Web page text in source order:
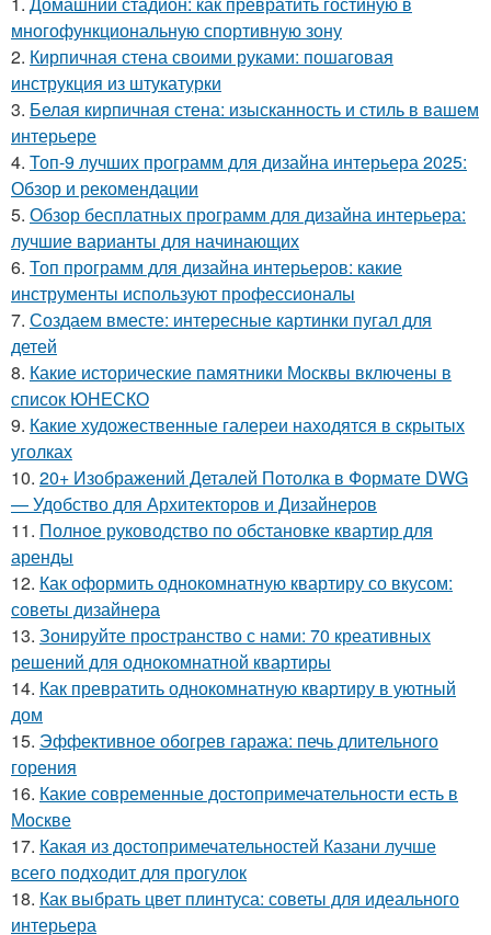
многофункциональную спортивную зону
2. Кирпичная стена своими руками: пошаговая
инструкция из штукатурки
3. Белая кирпичная стена: изысканность и стиль в вашем
интерьере
4. Топ-9 лучших программ для дизайна интерьера 2025:
Обзор и рекомендации
5. Обзор бесплатных программ для дизайна интерьера:
лучшие варианты для начинающих
6. Топ программ для дизайна интерьеров: какие
инструменты используют профессионалы
7. Создаем вместе: интересные картинки пугал для
детей
8. Какие исторические памятники Москвы включены в
список ЮНЕСКО
9. Какие художественные галереи находятся в скрытых
уголках
10. 20+ Изображений Деталей Потолка в Формате DWG
— Удобство для Архитекторов и Дизайнеров
11. Полное руководство по обстановке квартир для
аренды
12. Как оформить однокомнатную квартиру со вкусом:
советы дизайнера
13. Зонируйте пространство с нами: 70 креативных
решений для однокомнатной квартиры
14. Как превратить однокомнатную квартиру в уютный
дом
15. Эффективное обогрев гаража: печь длительного
горения
16. Какие современные достопримечательности есть в
Москве
17. Какая из достопримечательностей Казани лучше
всего подходит для прогулок
18. Как выбрать цвет плинтуса: советы для идеального
интерьера